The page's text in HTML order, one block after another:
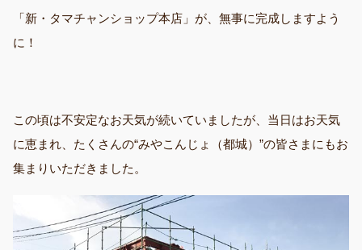
「新・タマチャンショップ本店」が、無事に完成しますよう
に！
この頃は不安定なお天気が続いていましたが、当日はお天気
に恵まれ、たくさんの“みやこんじょ（都城）”の皆さまにもお
集まりいただきました。